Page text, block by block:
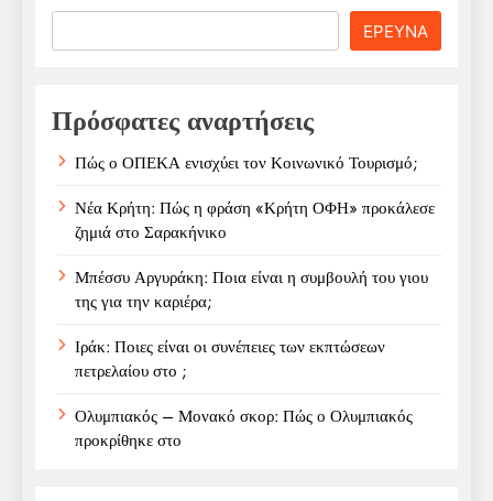
ΕΡΕΥΝΑ
Πρόσφατες αναρτήσεις
Πώς ο ΟΠΕΚΑ ενισχύει τον Κοινωνικό Τουρισμό;
Νέα Κρήτη: Πώς η φράση «Κρήτη ΟΦΗ» προκάλεσε
ζημιά στο Σαρακήνικο
Μπέσσυ Αργυράκη: Ποια είναι η συμβουλή του γιου
της για την καριέρα;
Ιράκ: Ποιες είναι οι συνέπειες των εκπτώσεων
πετρελαίου στο ;
Ολυμπιακός – Μονακό σκορ: Πώς ο Ολυμπιακός
προκρίθηκε στο